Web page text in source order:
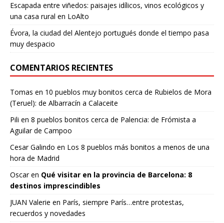
Escapada entre viñedos: paisajes idílicos, vinos ecológicos y
una casa rural en LoAlto
Évora, la ciudad del Alentejo portugués donde el tiempo pasa
muy despacio
COMENTARIOS RECIENTES
Tomas en 10 pueblos muy bonitos cerca de Rubielos de Mora
(Teruel): de Albarracín a Calaceite
Pili en 8 pueblos bonitos cerca de Palencia: de Frómista a
Aguilar de Campoo
Cesar Galindo en Los 8 pueblos más bonitos a menos de una
hora de Madrid
Oscaren Qué visitar en la provincia de Barcelona: 8
destinos imprescindibles
JUAN Valerie en París, siempre París…entre protestas,
recuerdos y novedades